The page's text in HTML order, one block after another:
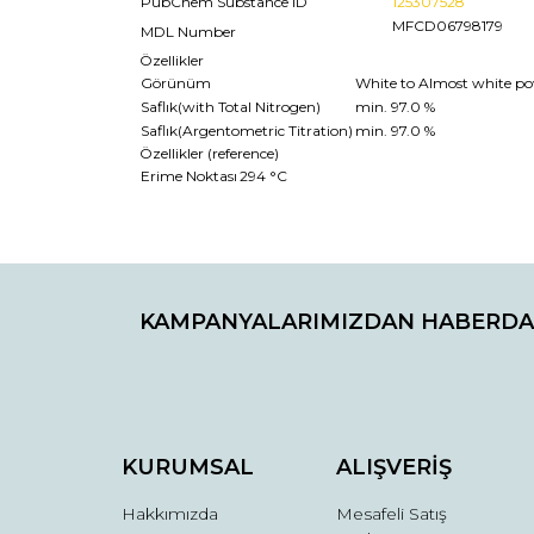
MDL Number
MFCD06798179
Özellikler
Görünüm
White to Almost white
Saflık(with Total Nitrogen)
min. 97.0 %
Saflık(Argentometric Titration) min. 97.0 %
Özellikler (reference)
Erime Noktası 294 °C
Görüş ve önerileriniz için teşekkür ederiz.
Ürün resmi kalitesiz, bozuk veya
Bu ürüne benzer farklı alternatifler olmalı.
KAMPANYALARIMIZDAN
KURUMSAL
Hakkımızda
ALIŞVERİŞ
Mesafeli Satış